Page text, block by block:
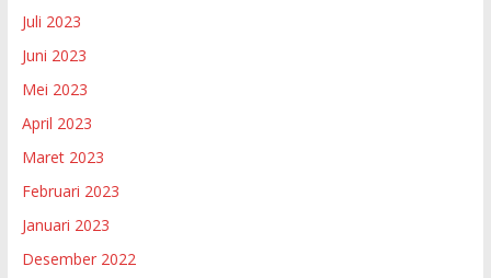
Juli 2023
Juni 2023
Mei 2023
April 2023
Maret 2023
Februari 2023
Januari 2023
Desember 2022